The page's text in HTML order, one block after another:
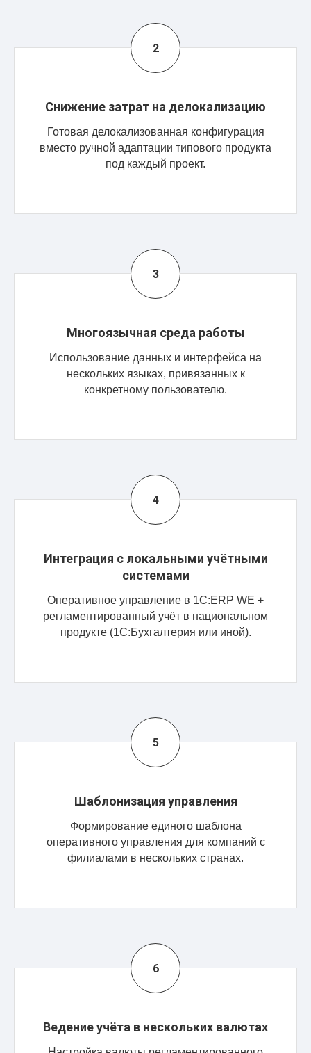
Снижение затрат на делокализацию
Готовая делокализованная конфигурация
вместо ручной адаптации типового продукта
под каждый проект.
Многоязычная среда работы
Использование данных и интерфейса на
нескольких языках, привязанных к
конкретному пользователю.
Интеграция с локальными учётными
системами
Оперативное управление в 1С:ERP WE +
регламентированный учёт в национальном
продукте (1С:Бухгалтерия или иной).
Шаблонизация управления
Формирование единого шаблона
оперативного управления для компаний с
филиалами в нескольких странах.
Ведение учёта в нескольких валютах